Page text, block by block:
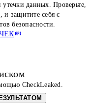
данных. Проверьте,
защитите себя с
безопасности.
CheckLeaked.